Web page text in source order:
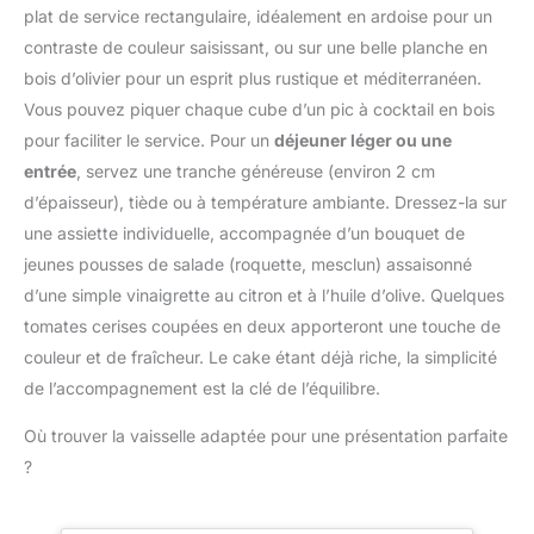
facile à nettoyer et à
entretenir. Peut être
facilement rangé lorsqu'il
approprié pour cuisiner à
la maison et servir des
aliments ou des liquides.
【Après-vente】 Si vous
balance de cuisine,
n'hésitez pas à nous
contacter. Nous vous
offrons le meilleur service
client.
préparations et des
la capacité de 5kg est
idéale pour concocter
une grande variété de
recettes, notamment des
des pâtes à pizza, des
pâtes à pain et bien plus
PRÉCISION OPTIMALE:
une balance de cuisine
pour toutes vos envies
des mesures précises à
0.5g (jusqu'à 999g) et 1g
près (au-dessus de 1kg)
PRATIQUE: gagnez du
plat de service rectangulaire, idéalement en ardoise pour un
contraste de couleur saisissant, ou sur une belle planche en
bois d’olivier pour un esprit plus rustique et méditerranéen.
Vous pouvez piquer chaque cube d’un pic à cocktail en bois
pour faciliter le service. Pour un déjeuner léger ou une
entrée , servez une tranche généreuse (environ 2 cm
d’épaisseur), tiède ou à température ambiante. Dressez-la sur
une assiette individuelle, accompagnée d’un bouquet de
jeunes pousses de salade (roquette, mesclun) assaisonné
d’une simple vinaigrette au citron et à l’huile d’olive. Quelques
tomates cerises coupées en deux apporteront une touche de
couleur et de fraîcheur. Le cake étant déjà riche, la simplicité
de l’accompagnement est la clé de l’équilibre.
Où trouver la vaisselle adaptée pour une présentation parfaite
?